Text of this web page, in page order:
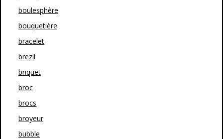
boulesphère
bouquetière
bracelet
brezil
briquet
broc
brocs
broyeur
bubble